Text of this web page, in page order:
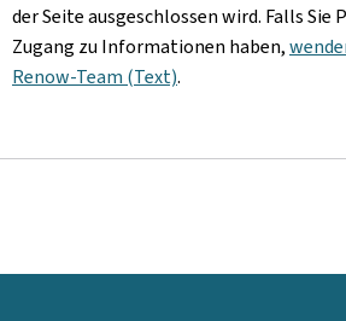
der Seite ausgeschlossen wird. Falls Sie
Zugang zu Informationen haben,
Renow-Team (Text).